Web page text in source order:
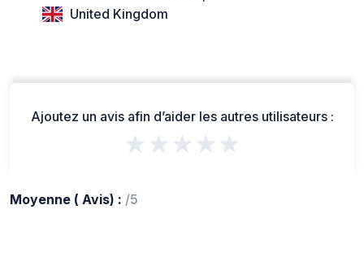
United Kingdom
Ajoutez un avis afin d’aider les autres utilisateurs :
★★★★★
Moyenne ( Avis) : /5